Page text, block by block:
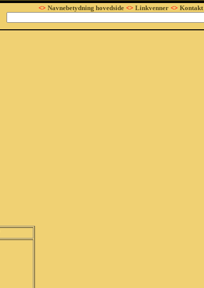
<> Navnebetydning hovedside <> Linkvenner <> Kontakt